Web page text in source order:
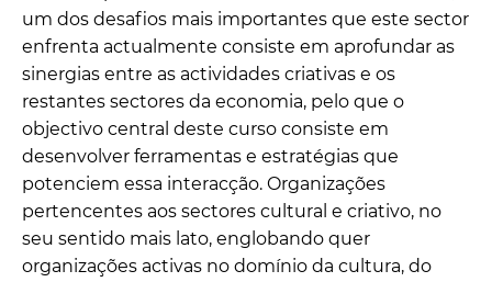
um dos desafios mais importantes que este sector
enfrenta actualmente consiste em aprofundar as
sinergias entre as actividades criativas e os
restantes sectores da economia, pelo que o
objectivo central deste curso consiste em
desenvolver ferramentas e estratégias que
potenciem essa interacção. Organizações
pertencentes aos sectores cultural e criativo, no
seu sentido mais lato, englobando quer
organizações activas no domínio da cultura, do